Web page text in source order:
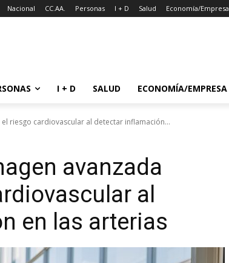
Nacional CC.AA. Personas I + D Salud Economía/Empresa
I + D SALUD ECONOMÍA/EMPRESA
riesgo cardiovascular al detectar inflamación...
avanzada
al
en las arterias